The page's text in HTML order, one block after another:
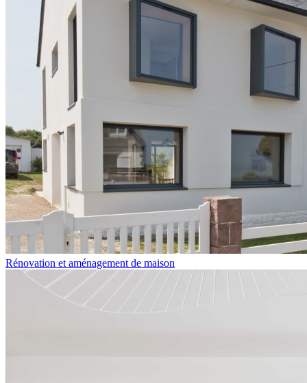
Rénovation et aménagement de maison